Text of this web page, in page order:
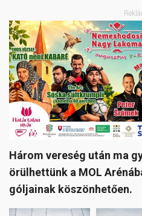
Három vereség után ma
örülhettünk a MOL
góljainak köszönhetően.